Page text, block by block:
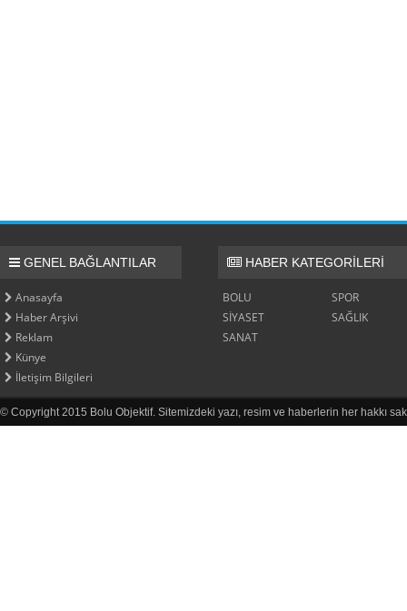
GENEL BAĞLANTILAR
Anasayfa
Haber Arşivi
Reklam
Künye
İletişim Bilgileri
HABER KATEGORİLERİ
BOLU
SPOR
SİYASET
SAĞLIK
SANAT
© Copyright 2015 Bolu Objektif. Sitemizdeki yazı, resim ve haberlerin her hakkı